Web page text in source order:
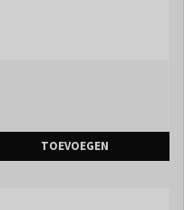
TOEVOEGEN